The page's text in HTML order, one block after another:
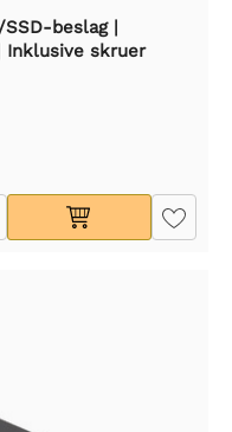
SSD-beslag |
Inklusive skruer